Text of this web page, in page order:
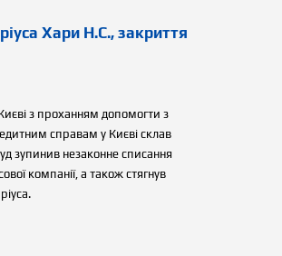
Хари Н.С., закриття
з проханням допомогти з
справам у Києві склав
зупинив незаконне списання
компанії, а також стягнув